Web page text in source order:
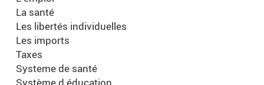
La santé
Les libertés individuelles
Les imports
Taxes
Systeme de santé